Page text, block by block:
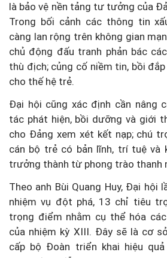
là bảo vệ nền tảng tư tưởng của
Trong bối cảnh các thông tin
càng lan rộng trên không gian
chủ động đấu tranh phản bác
thù địch; củng cố niềm tin, bồi
cho thế hệ trẻ.
Đại hội cũng xác định cần nâng
tác phát hiện, bồi dưỡng và giới
cho Đảng xem xét kết nạp; chú
cán bộ trẻ có bản lĩnh, trí tuệ và
trưởng thành từ phong trào thanh
Theo anh Bùi Quang Huy, Đại hội
nhiệm vụ đột phá, 13 chỉ tiêu
trọng điểm nhằm cụ thể hóa
của nhiệm kỳ XIII. Đây sẽ là cơ
cấp bộ Đoàn triển khai hiệu